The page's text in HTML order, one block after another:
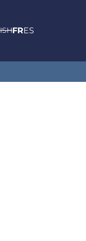
FRES